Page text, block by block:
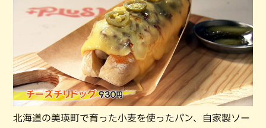
北海道の美瑛町で育った小麦を使ったパン、自家製ソー